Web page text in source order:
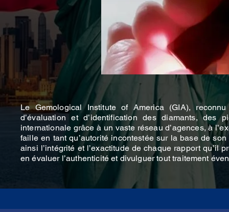
Le Gemological Institute of America (GIA),
d’évaluation et d’identification des diamants,
internationale grâce à un vaste réseau d’agences, à
faille en tant qu’autorité incontestée sur la base de
ainsi l’intégrité et l’exactitude de chaque rapport qu’il
en évaluer l’authenticité et divulguer tout traitement